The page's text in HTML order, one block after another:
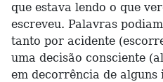
que estava lendo o que
escreveu. Palavras
tanto por acidente
uma decisão consciente
em decorrência de alguns